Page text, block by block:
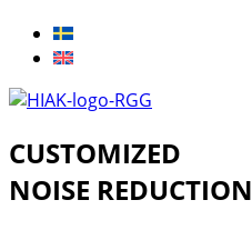
CUSTOMIZED
NOISE REDUCTION